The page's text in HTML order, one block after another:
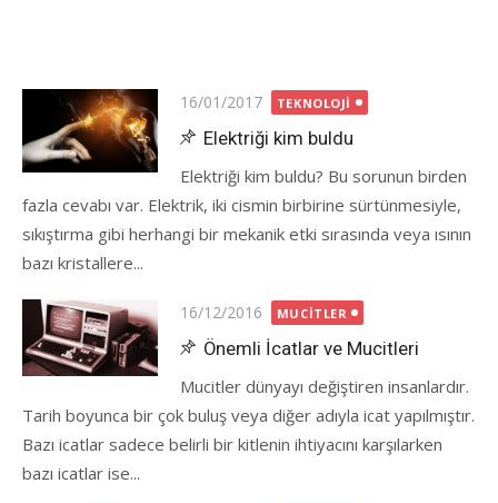
Posted
on
16/01/2017 TEKNOLOJI
Elektriği kim buldu
Elektriği kim buldu? Bu sorunun birden
fazla cevabı var. Elektrik, iki cismin birbirine sürtünmesiyle,
sıkıştırma gibi herhangi bir mekanik etki sırasında veya ısının
bazı kristallere...
Posted
on
16/12/2016 MUCITLER
Önemli İcatlar ve Mucitleri
Mucitler dünyayı değiştiren insanlardır.
Tarih boyunca bir çok buluş veya diğer adıyla icat yapılmıştır.
Bazı icatlar sadece belirli bir kitlenin ihtiyacını karşılarken
bazı icatlar ise...